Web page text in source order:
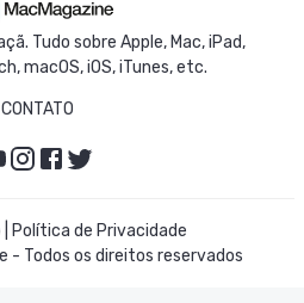
Apple iPhone 16 Pro
Tudo sobre Apple, Mac, iPad,
macOS, iOS, iTunes, etc.
CONTATO
Política de Privacidade
- Todos os direitos reservados